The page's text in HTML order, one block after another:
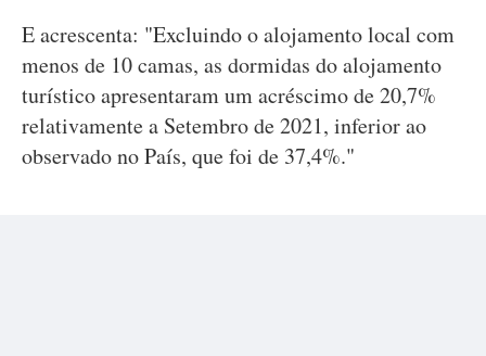
E acrescenta: "Excluindo o alojamento local com
menos de 10 camas, as dormidas do alojamento
turístico apresentaram um acréscimo de 20,7%
relativamente a Setembro de 2021, inferior ao
observado no País, que foi de 37,4%."